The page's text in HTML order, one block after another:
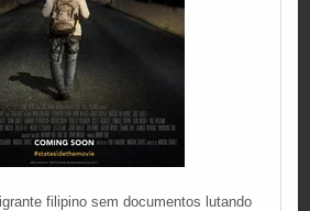
filipino sem documentos lutando